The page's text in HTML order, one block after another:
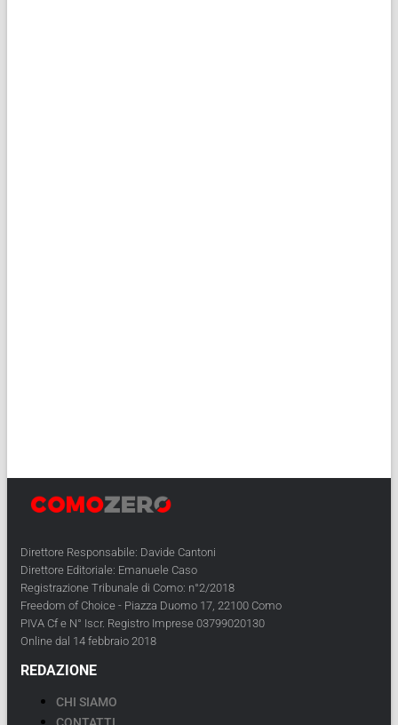
Direttore Responsabile: Davide Cantoni
Direttore Editoriale: Emanuele Caso
Registrazione Tribunale di Como: n°2/2018
Freedom of Choice - Piazza Duomo 17, 22100 Como
PIVA Cf e N° Iscr. Registro Imprese 03799020130
Online dal 14 febbraio 2018
REDAZIONE
CHI SIAMO